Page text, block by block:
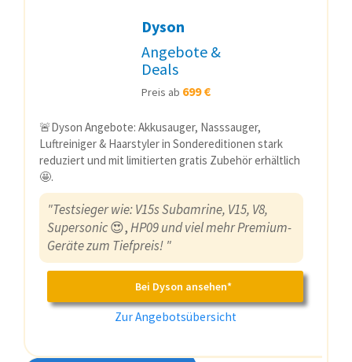
Dyson
Angebote &
Deals
Preis ab 699 €
🚨Dyson Angebote: Akkusauger, Nasssauger,
Luftreiniger & Haarstyler in Sondereditionen stark
reduziert und mit limitierten gratis Zubehör erhältlich
🤩.
"Testsieger wie: V15s Subamrine, V15, V8,
Supersonic😍,HP09 und viel mehr Premium-
Geräte zum Tiefpreis! "
Bei Dyson ansehen*
Zur Angebotsübersicht